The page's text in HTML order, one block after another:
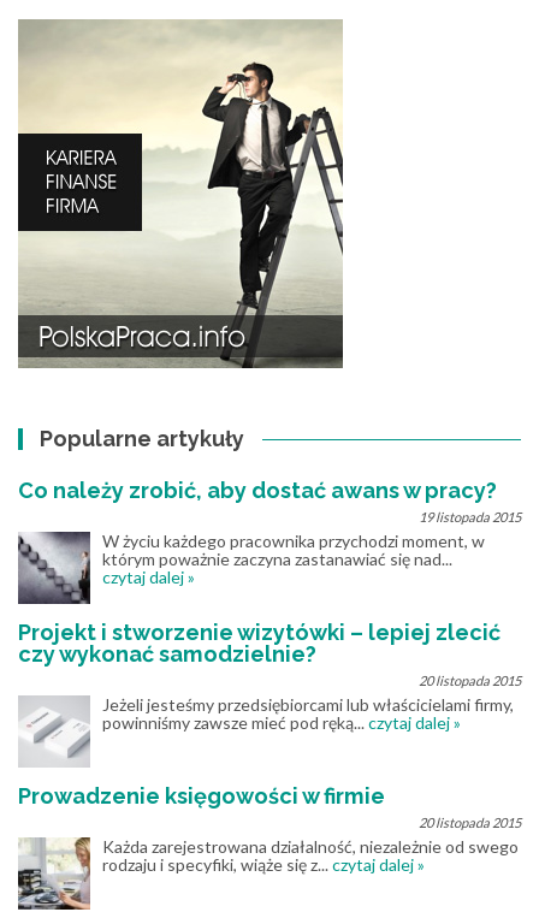
Popularne artykuły
Co należy zrobić, aby dostać awans w pracy?
19 listopada 2015
W życiu każdego pracownika przychodzi moment, w
którym poważnie zaczyna zastanawiać się nad...
czytaj dalej »
Projekt i stworzenie wizytówki – lepiej zlecić
czy wykonać samodzielnie?
20 listopada 2015
Jeżeli jesteśmy przedsiębiorcami lub właścicielami firmy,
powinniśmy zawsze mieć pod ręką...czytaj dalej »
Prowadzenie księgowości w firmie
20 listopada 2015
Każda zarejestrowana działalność, niezależnie od swego
rodzaju i specyfiki, wiąże się z...czytaj dalej »